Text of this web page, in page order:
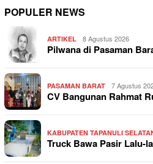
POPULER NEWS
ARTIKEL 8 Agustus 2026
Pilwana di Pasaman
PASAMAN BARAT 7 Agustus
CV Bangunan Rahmat
KABUPATEN TAPANULI
Truck Bawa Pasir Lalu-